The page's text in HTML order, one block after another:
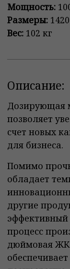
Мощность:
Размеры:
Вес: 102 кг
Описание:
Дозирующая
позволяет
счет новых
для бизнеса.
Помимо
обладает
другие
эффективный
процесс
дюймовая